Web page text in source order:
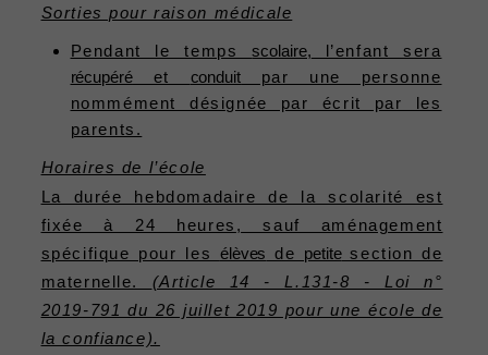
Sorties pour raison médicale
Pendant le tempsscolaire, l’enfant sera
récupéréet conduit par une personne
nommément désignée par écrit par les
parents.
Horaires de l’école
La durée hebdomadaire de la scolarité est
fixée à 24 heures, sauf aménagement
spécifique pour les élèves de petitesection de
maternelle. (Article 14 - L.131-8 - Loi n°
2019-791 du 26 juillet 2019 pour une école de
la confiance).